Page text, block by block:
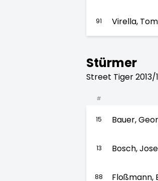
91 Virella,
Stürmer
Street Tiger 2013/
#
15 Bauer,
13 Bosch,
88 Floßmann,